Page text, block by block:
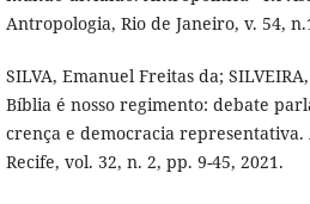
Antropologia, Rio de Janeiro, v. 54,
SILVA, Emanuel Freitas da;
Bíblia é nosso regimento: debate
crença e democracia representativa.
Recife, vol. 32, n. 2, pp. 9-45, 2021.